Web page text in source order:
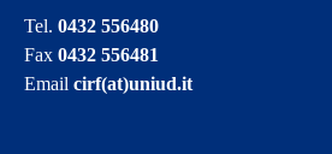
Tel.0432 556480
Fax0432 556481
Emailcirf(at)uniud.it